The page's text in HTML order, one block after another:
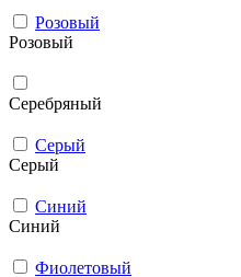
Розовый
Розовый
Серебряный
Серый
Серый
Синий
Синий
Фиолетовый